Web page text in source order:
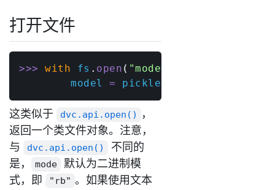
打开文件
>>> with fs . open ( "model.pkl"
        model
= pickle
这类似于 dvc.api.open()
，
返回一个类文件对象。注意，
与
dvc.api.open()
不同的
是，
mode
默认为二进制模
式，即
"rb" 。如果使用文本